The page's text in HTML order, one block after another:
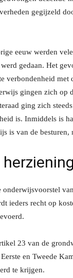
gegijzeld
eeuw werden
gedaan. Het
verbondenheid met
gingen zich op
ging zich
is. Inmiddels is
is van de
ieders recht op
23 van de
en Tweede
te krijgen.